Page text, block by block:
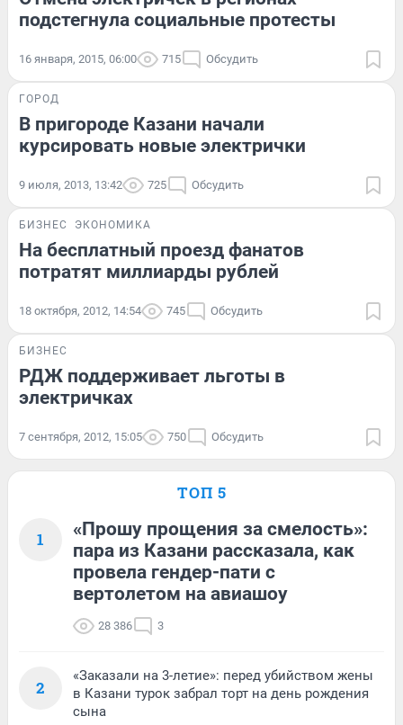
подстегнула социальные протесты
16 января, 2015, 06:00 715 Обсудить
ГОРОД
В пригороде Казани начали
курсировать новые электрички
9 июля, 2013, 13:42 725 Обсудить
БИЗНЕС ЭКОНОМИКА
На бесплатный проезд фанатов
потратят миллиарды рублей
18 октября, 2012, 14:54 745 Обсудить
БИЗНЕС
РДЖ поддерживает льготы в
электричках
7 сентября, 2012, 15:05 750 Обсудить
ТОП 5
1
«Прошу прощения за смелость»:
пара из Казани рассказала, как
провела гендер-пати с
вертолетом на авиашоу
28 386 3
2
«Заказали на 3-летие»: перед убийством жены
в Казани турок забрал торт на день рождения
сына